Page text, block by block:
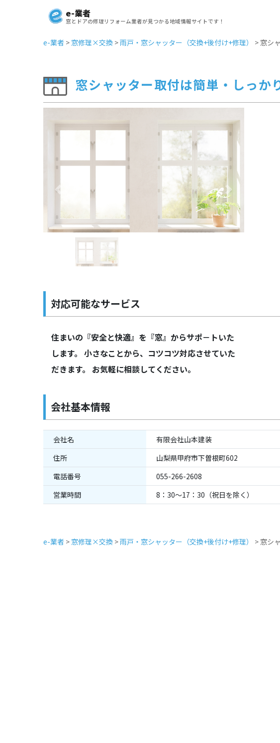
e-業者
窓とドアの修理リフォーム業者が見つかる地域情報サイトです！
e-業者 > 窓修理×交換 >雨戸・窓シャッター（交換+後付け+修理） > 窓シ
窓シャッター取付は簡単・しっか
Previous Next
対応可能なサービス
住まいの『安全と快適』を『窓』からサポ－トいた
します。 小さなことから、コツコツ対応させていた
だきます。 お気軽に相談してください。
会社基本情報
会社名
有限会社山本建装
住所
山梨県甲府市下曽根町602
電話番号
055-266-2608
営業時間
8：30～17：30（祝日を除く）
e-業者 > 窓修理×交換 >雨戸・窓シャッター（交換+後付け+修理） > 窓シ